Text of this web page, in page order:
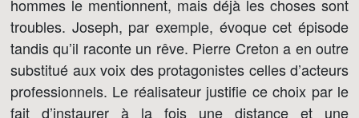
hommes le mentionnent, mais déjà les choses sont
troubles. Joseph, par exemple, évoque cet épisode
tandis qu’il raconte un rêve. Pierre Creton a en outre
substitué aux voix des protagonistes celles d’acteurs
professionnels. Le réalisateur justifie ce choix par le
fait d’instaurer à la fois une distance et une